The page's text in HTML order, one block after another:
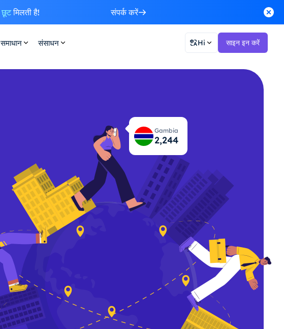
छूटमिलती है! संपर्क करें
समाधान संसाधन Hi साइन इन करें
Gambia
2,303